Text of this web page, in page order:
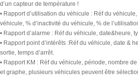
d’un capteur de température !
• Rapport d’utilisation du véhicule : Réf du
véhicule, % d’inactivité du véhicule, % de
• Rapport d’alarme : Réf du véhicule, date&heure,
• Rapport point d’intérêts :Réf du véhicule, date &
sortie, temps d’arrêt.
• Rapport KM : Réf du véhicule, période, nombre
et graphe, plusieurs véhicules peuvent être